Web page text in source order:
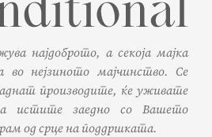
најдоброто, а секоја мајка
во нејзиното мајчинство. Се
производите, ќе уживате
истите заедно со Вашето
од срце на поддршката.